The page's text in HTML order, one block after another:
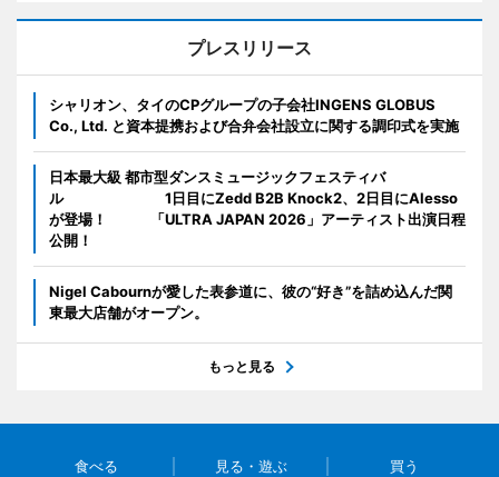
プレスリリース
シャリオン、タイのCPグループの子会社INGENS GLOBUS
Co., Ltd. と資本提携および合弁会社設立に関する調印式を実施
日本最大級 都市型ダンスミュージックフェスティバ
ル 1日目にZedd B2B Knock2、2日目にAlesso
が登場！ 「ULTRA JAPAN 2026」アーティスト出演日程
公開！
Nigel Cabournが愛した表参道に、彼の“好き”を詰め込んだ関
東最大店舗がオープン。
もっと見る
食べる 見る・遊ぶ 買う